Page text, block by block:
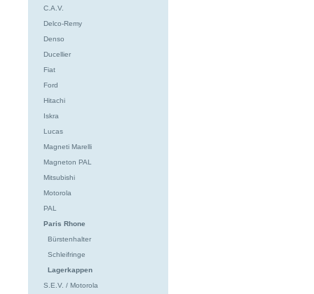
C.A.V.
Delco-Remy
Denso
Ducellier
Fiat
Ford
Hitachi
Iskra
Lucas
Magneti Marelli
Magneton PAL
Mitsubishi
Motorola
PAL
Paris Rhone
Bürstenhalter
Schleifringe
Lagerkappen
S.E.V. / Motorola